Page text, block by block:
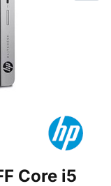
Core i5